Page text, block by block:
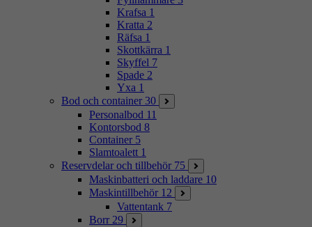
Krafsa 1
Kratta 2
Räfsa 1
Skottkärra 1
Skyffel 7
Spade 2
Yxa 1
Bod och container 30
Personalbod 11
Kontorsbod 8
Container 5
Slamtoalett 1
Reservdelar och tillbehör 75
Maskinbatteri och laddare 10
Maskintillbehör 12
Vattentank 7
Borr 29